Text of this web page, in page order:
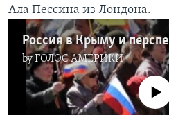
Learning English
СОЦИАЛЬНЫЕ СЕТИ
Ала Пессина из Лондона.
Россия в Крыму и
byГОЛОС АМЕРИКИ
No media source